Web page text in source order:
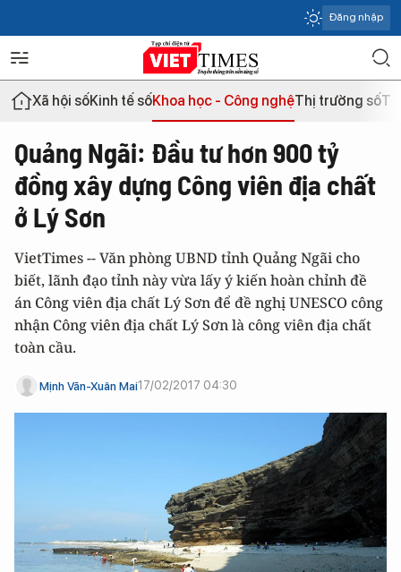
Đăng nhập
Xã hội sốKinh tế sốKhoa học - Công nghệThị trường số
Quảng Ngãi: Đầu tư hơn 900 tỷ
đồng xây dựng Công viên địa chất
ở Lý Sơn
VietTimes -- Văn phòng UBND tỉnh Quảng Ngãi cho
biết, lãnh đạo tỉnh này vừa lấy ý kiến hoàn chỉnh đề
án Công viên địa chất Lý Sơn để đề nghị UNESCO công
nhận Công viên địa chất Lý Sơn là công viên địa chất
toàn cầu.
Mịnh Văn-Xuân Mai17/02/2017 04:30